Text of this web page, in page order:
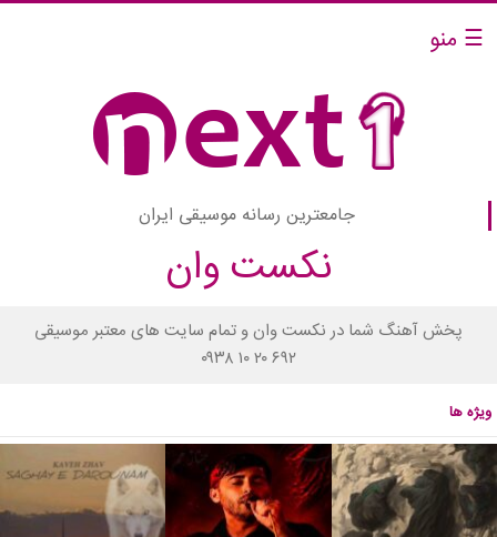
☰ منو
جامعترین رسانه موسیقی ایران
نکست وان
پخش آهنگ شما در نکست وان و تمام سایت های معتبر موسیقی
۰۹۳۸ ۱۰ ۲۰ ۶۹۲
ویژه ها